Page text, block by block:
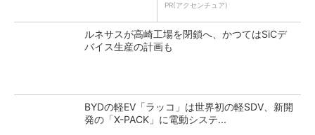
PR(アクセンチュア)
ルネサスが高崎工場を閉鎖へ、かつてはSiCデ
バイス生産の計画も
BYDの軽EV「ラッコ」は世界初の軽SDV、新開
発の「X-PACK」に電動システ...